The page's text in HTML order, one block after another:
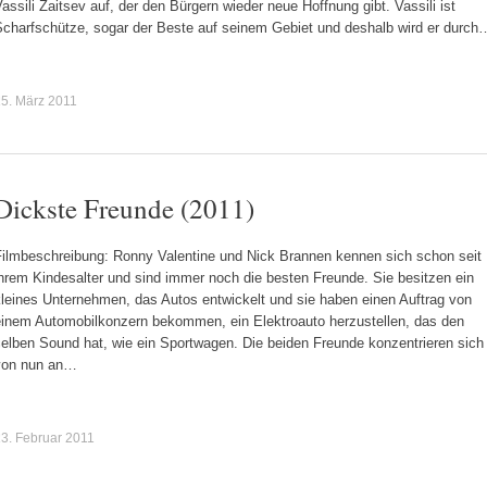
Zaitsev auf, der den Bürgern wieder neue Hoffnung gibt. Vassili ist
sogar der Beste auf seinem Gebiet und deshalb wird er
März 2011
Freunde (2011)
Ronny Valentine und Nick Brannen kennen sich schon seit
Kindesalter und sind immer noch die besten Freunde. Sie besitzen ein
Unternehmen, das Autos entwickelt und sie haben einen Auftrag von
Automobilkonzern bekommen, ein Elektroauto herzustellen, das den
Sound hat, wie ein Sportwagen. Die beiden Freunde konzentrieren sich
nun an…
Februar 2011